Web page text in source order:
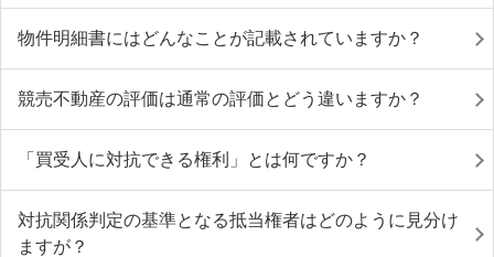
物件明細書にはどんなことが記載されていますか？
競売不動産の評価は通常の評価とどう違いますか？
「買受人に対抗できる権利」とは何ですか？
対抗関係判定の基準となる抵当権者はどのように見分け
ますが？